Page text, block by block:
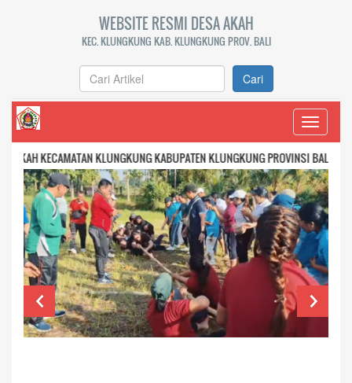
WEBSITE RESMI DESA AKAH
KEC. KLUNGKUNG KAB. KLUNGKUNG PROV. BALI
Cari
Toggle
KABUPATEN KLUNGKUNG PROVINSI BALI